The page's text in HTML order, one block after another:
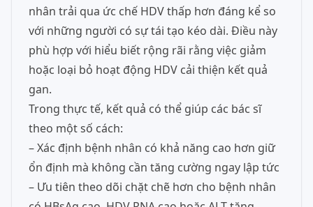
nhân trải qua ức chế HDV thấp hơn đáng kể so
với những người có sự tái tạo kéo dài. Điều này
phù hợp với hiểu biết rộng rãi rằng việc giảm
hoặc loại bỏ hoạt động HDV cải thiện kết quả
gan.
Trong thực tế, kết quả có thể giúp các bác sĩ
theo một số cách:
– Xác định bệnh nhân có khả năng cao hơn giữ
ổn định mà không cần tăng cường ngay lập tức
– Ưu tiên theo dõi chặt chẽ hơn cho bệnh nhân